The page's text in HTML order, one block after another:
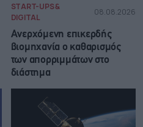
START-UPS &
DIGITAL
08.08.2026
Ανερχόμενη επικερδής
βιομηχανία ο καθαρισμός
των απορριμμάτων στο
διάστημα